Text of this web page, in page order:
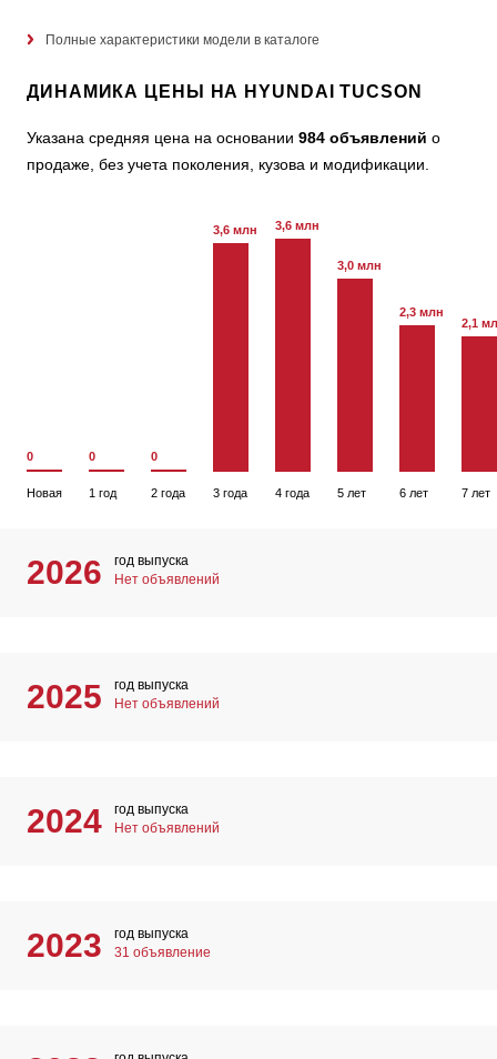
Полные характеристики модели в каталоге
ДИНАМИКА ЦЕНЫ НА HYUNDAI TUCSON
Указана средняя цена на основании 984 объявлений о
продаже, без учета поколения, кузова и модификации.
0
Новая
0
1 год
0
2 года
3,6 млн
3 года
3,6 млн
4 года
3,0 млн
5 лет
2,3 млн
6 лет
2,1
7 лет
2026
год выпуска
Нет объявлений
2025
год выпуска
Нет объявлений
2024
год выпуска
Нет объявлений
2023
год выпуска
31 объявление